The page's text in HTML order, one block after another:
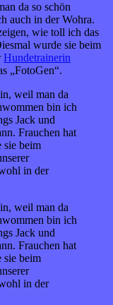
da so schön
auch in der Wohra.
wie toll ich das
wurde sie beim
Hundetrainerin
„FotoGen“.